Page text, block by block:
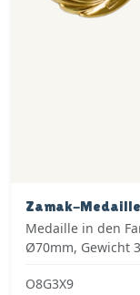
Zamak-Medaille
Medaille in den
Ø70mm, Gewicht
O8G3X9